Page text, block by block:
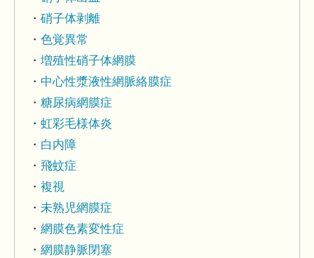
硝子体剥離
色覚異常
増殖性硝子体網膜
中心性漿液性網脈絡膜症
糖尿病網膜症
虹彩毛様体炎
白内障
飛蚊症
複視
未熟児網膜症
網膜色素変性症
網膜静脈閉塞